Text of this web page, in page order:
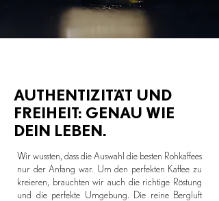
AUTHENTIZITÄT UND
FREIHEIT: GENAU WIE
DEIN LEBEN.
Wir wussten, dass die Auswahl die besten Rohkaffees
nur der Anfang war. Um den perfekten Kaffee zu
kreieren, brauchten wir auch die richtige Röstung
und die perfekte Umgebung. Die reine Bergluft